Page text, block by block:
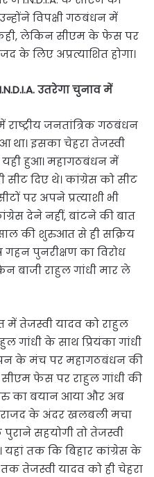
विपक्षी गठबंधन में
लेकिन सीएम के फेस पर
के लिए अप्रत्याशित होगा।
उतरेगा चुनाव में
राष्ट्रीय जनतांत्रिक गठबंधन
इसका चेहरा तेजस्वी
हुआ। महागठबंधन में
सीट दिए थे। कांग्रेस को सीट
पर अपने प्रत्याशी भी
देने नहीं, बांटने की बात
साल की शुरुआत से ही सक्रिय
पुनरीक्षण का विरोध
बाजी राहुल गांधी मार ले
में तेजस्वी यादव को राहुल
गांधी के साथ प्रियंका गांधी
के मंच पर महागठबंधन की
सीएम फेस पर राहुल गांधी की
का बयान आया और अब
के अंदर खलबली मचा
सहयोगी तो तेजस्वी
तक कि बिहार कांग्रेस के
तेजस्वी यादव को ही चेहरा